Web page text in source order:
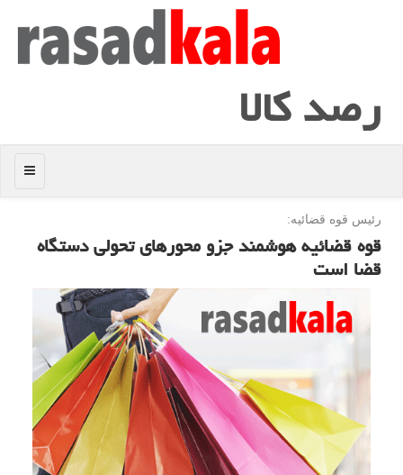
رصد كالا
منو
رئیس قوه قضائیه:
قوه قضائیه هوشمند جزو محورهای تحولی دستگاه
قضا است